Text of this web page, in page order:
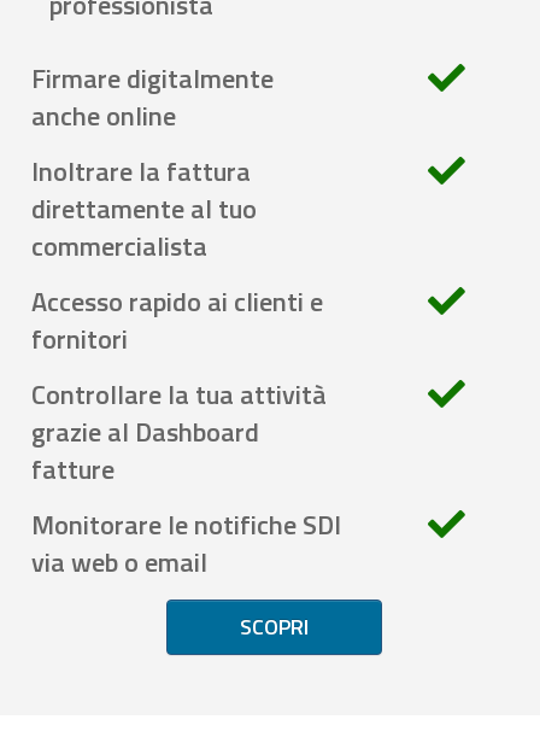
Firmare digitalmente
anche online
Inoltrare la fattura
direttamente al tuo
commercialista
Accesso rapido ai clienti e
fornitori
Controllare la tua attività
grazie al Dashboard
fatture
Monitorare le notifiche SDI
via web o email
SCOPRI